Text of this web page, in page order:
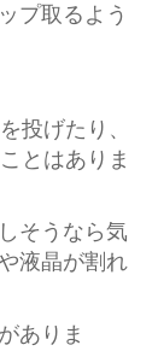
プ取るよう
投げたり、
とはありま
そうなら気
液晶が割れ
ありま